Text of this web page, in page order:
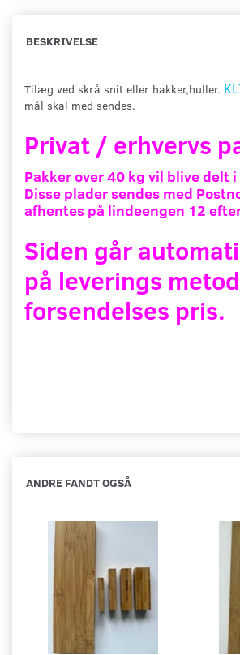
BESKRIVELSE
Tilæg ved skrå snit eller hakker,huller.
mål skal med sendes.
Privat / erhvervs
Pakker over 40 kg vil blive delt
Disse plader sendes med
afhentes på lindeengen 12
Siden går
på leverings
forsendelses pris.
ANDRE FANDT OGSÅ